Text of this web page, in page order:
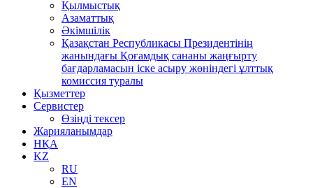
Қылмыстық
Азаматтық
Әкімшілік
Қазақстан Республикасы Президентінің
жанындағы Қоғамдық сананы жаңғырту
бағдарламасын іске асыру жөніндегі ұлттық
комиссия туралы
Қызметтер
Сервистер
Өзіңді тексер
Жарияланымдар
НҚА
KZ
RU
EN